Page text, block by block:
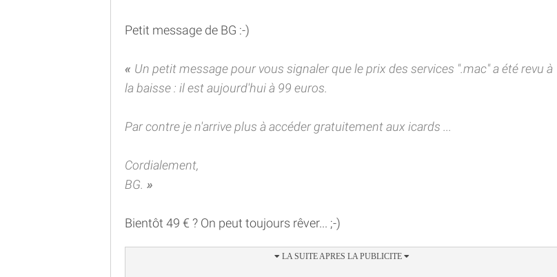
Petit message de BG :-)
Un petit message pour vous signaler que le prix des services ".mac" a été revu à
la baisse : il est aujourd'hui à 99 euros.
Par contre je n'arrive plus à accéder gratuitement aux icards ...
Cordialement,
BG.
Bientôt 49 € ? On peut toujours rêver... ;-)